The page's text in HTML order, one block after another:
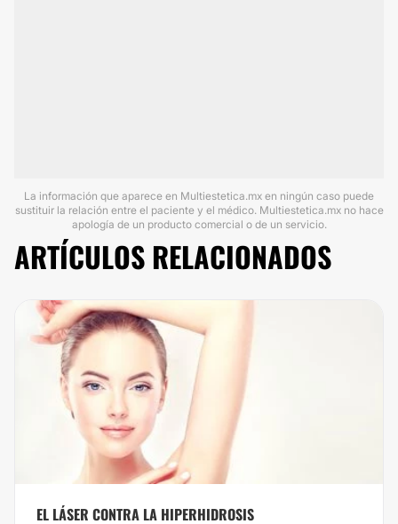
La información que aparece en Multiestetica.mx en ningún caso puede
sustituir la relación entre el paciente y el médico. Multiestetica.mx no hace
apología de un producto comercial o de un servicio.
ARTÍCULOS RELACIONADOS
EL LÁSER CONTRA LA HIPERHIDROSIS